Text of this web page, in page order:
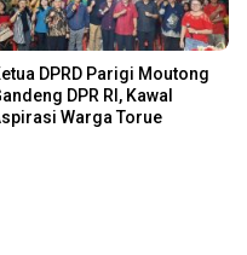
DPRD Parigi Moutong
DPR RI, Kawal
Warga Torue